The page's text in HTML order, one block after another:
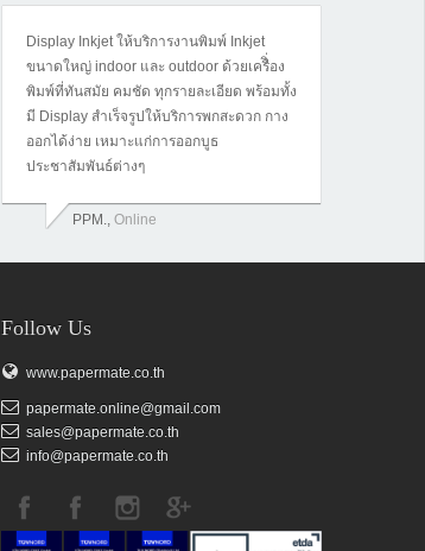
Display Inkjet ให้บริการงานพิมพ์ Inkjet
ขนาดใหญ่ indoor และ outdoor ด้วยเครืิ่อง
พิมพ์ที่ทันสมัย คมชัด ทุกรายละเอียด พร้อมทั้ง
มี Display สำเร็จรูปให้บริการพกสะดวก กาง
ออกได้ง่าย เหมาะแก่การออกบูธ
ประชาสัมพันธ์ต่างๆ
PPM., Online
Follow Us
www.papermate.co.th
papermate.online@gmail.com
sales@papermate.co.th
info@papermate.co.th